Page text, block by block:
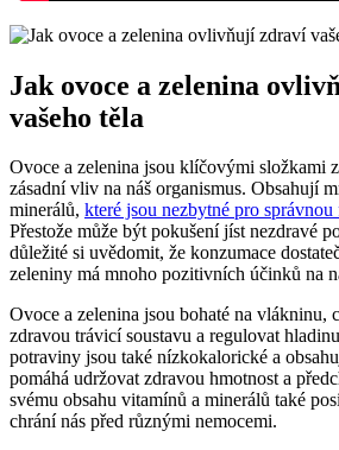
Jak ovoce a zelenina
vašeho těla
Ovoce a zelenina jsou klíčovými složkami
zásadní vliv na náš organismus. Obsahují
minerálů, které jsou nezbytné pro
Přestože může být pokušení jíst nezdravé
důležité si uvědomit, že konzumace
zeleniny má mnoho pozitivních účinků na
Ovoce a zelenina jsou bohaté na vlákninu,
zdravou trávicí soustavu a regulovat
potraviny jsou také nízkokalorické a
pomáhá udržovat zdravou hmotnost a
svému obsahu vitamínů a minerálů také
chrání nás před různými nemocemi.